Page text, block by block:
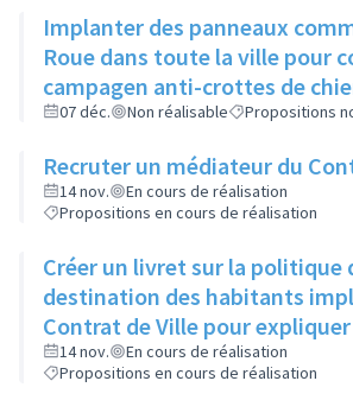
Implanter des panneaux
Roue dans toute la ville pour
campagen anti-crottes de
07 déc. Non réalisable Propositions
Recruter un médiateur du
14 nov.
En cours de réalisation
Propositions en cours de réalisation
Créer un livret sur la politique
destination des habitants
Contrat de Ville pour
dispositifs, les termes
abréviations et les projets
14 nov.
En cours de réalisation
Propositions en cours de réalisation